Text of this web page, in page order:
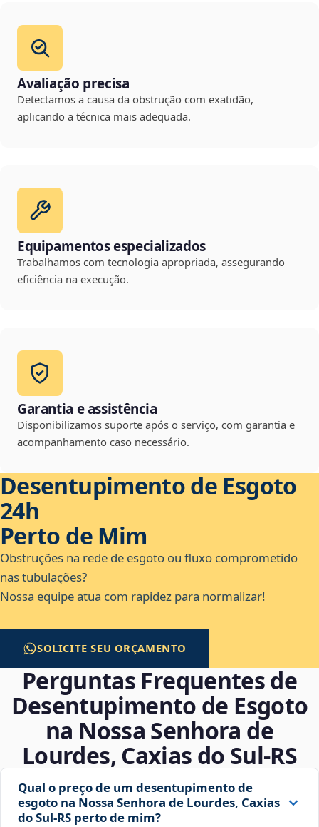
Avaliação precisa
Detectamos a causa da obstrução com exatidão,
aplicando a técnica mais adequada.
Equipamentos especializados
Trabalhamos com tecnologia apropriada, assegurando
eficiência na execução.
Garantia e assistência
Disponibilizamos suporte após o serviço, com garantia e
acompanhamento caso necessário.
Desentupimento de Esgoto
24h
Perto de Mim
Obstruções na rede de esgoto ou fluxo comprometido
nas tubulações?
Nossa equipe atua com rapidez para normalizar!
SOLICITE SEU ORÇAMENTO
Perguntas Frequentes de
Desentupimento de Esgoto
na Nossa Senhora de
Lourdes, Caxias do Sul‑RS
Qual o preço de um desentupimento de
esgoto na Nossa Senhora de Lourdes, Caxias
do Sul‑RS perto de mim?